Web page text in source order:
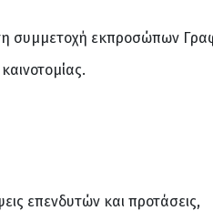
συμμετοχή εκπροσώπων
επενδυτών και προτάσεις,